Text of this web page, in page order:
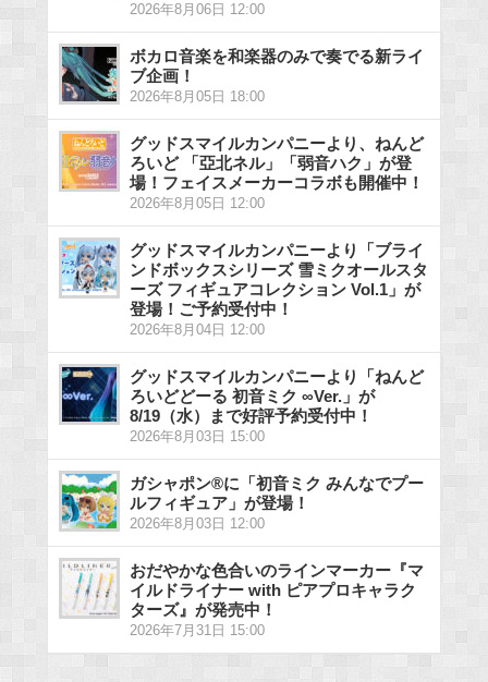
2026年8月06日 12:00
ボカロ音楽を和楽器のみで奏でる新ライ
ブ企画！
2026年8月05日 18:00
グッドスマイルカンパニーより、ねんど
ろいど 「亞北ネル」「弱音ハク」が登
場！フェイスメーカーコラボも開催中！
2026年8月05日 12:00
グッドスマイルカンパニーより「ブライ
ンドボックスシリーズ 雪ミクオールスタ
ーズ フィギュアコレクション Vol.1」が
登場！ご予約受付中！
2026年8月04日 12:00
グッドスマイルカンパニーより「ねんど
ろいどどーる 初音ミク ∞Ver.」が
8/19（水）まで好評予約受付中！
2026年8月03日 15:00
ガシャポン®に「初音ミク みんなでプー
ルフィギュア」が登場！
2026年8月03日 12:00
おだやかな色合いのラインマーカー『マ
イルドライナー with ピアプロキャラク
ターズ』が発売中！
2026年7月31日 15:00